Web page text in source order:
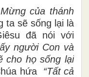
của thánh
ta sẽ sống lại là
đã nói với
người Con và
cho họ sống lại
hứa
“Tất cả